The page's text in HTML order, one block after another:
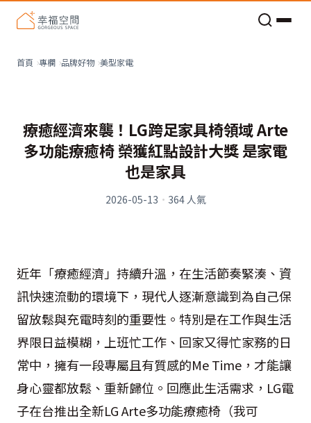
首頁 專欄 品牌好物 美型家電
療癒經濟來襲！LG跨足家具椅領域 Arte
多功能療癒椅 榮獲紅點設計大獎 是家電
也是家具
2026-05-13 · 364人氣
近年「療癒經濟」持續升溫，在生活節奏緊湊、資
訊快速流動的環境下，現代人逐漸意識到為自己保
留放鬆與充電時刻的重要性。特別是在工作與生活
界限日益模糊，上班忙工作、回家又得忙家務的日
常中，擁有一段專屬且有質感的Me Time，才能讓
身心靈都放鬆、重新歸位。回應此生活需求，LG電
子在台推出全新LG Arte多功能療癒椅（我可